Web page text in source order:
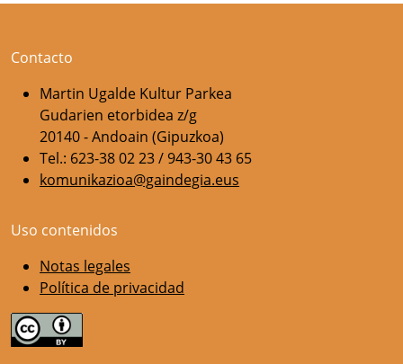
Contacto
Martin Ugalde Kultur Parkea
Gudarien etorbidea z/g
20140 - Andoain (Gipuzkoa)
Tel.: 623-38 02 23 / 943-30 43 65
komunikazioa@gaindegia.eus
Uso contenidos
Notas legales
Política de privacidad